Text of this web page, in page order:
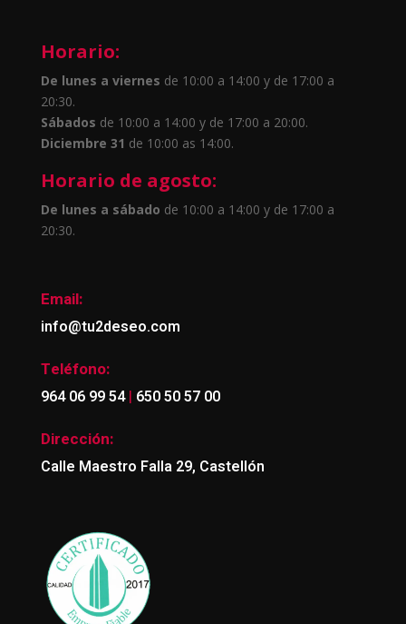
Horario:
De lunes a viernes de 10:00 a 14:00 y de 17:00 a
20:30.
Sábados de 10:00 a 14:00 y de 17:00 a 20:00.
Diciembre 31 de 10:00 as 14:00.
Horario de agosto:
De lunes a sábado de 10:00 a 14:00 y de 17:00 a
20:30.
Email:
info@tu2deseo.com
Teléfono:
964 06 99 54| 650 50 57 00
Dirección:
Calle Maestro Falla 29, Castellón